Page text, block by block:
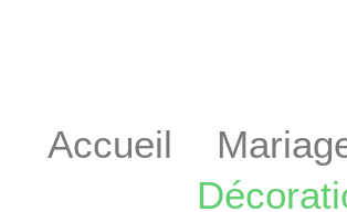
Accueil